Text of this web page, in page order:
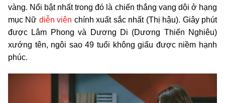
vàng. Nổi bật nhất trong đó là chiến thắng vang dội ở hạng
mục Nữ diễn viên chính xuất sắc nhất (Thị hậu). Giây phút
được Lâm Phong và Dương Di (Dương Thiến Nghiêu)
xướng tên, ngôi sao 49 tuổi không giấu được niềm hạnh
phúc.